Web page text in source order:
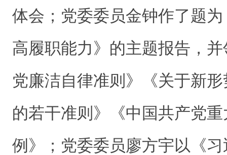
体会；党委委员金钟作了题
高履职能力》的主题报告，
党廉洁自律准则》《关于新
的若干准则》《中国共产党
例》；党委委员廖方宇以《